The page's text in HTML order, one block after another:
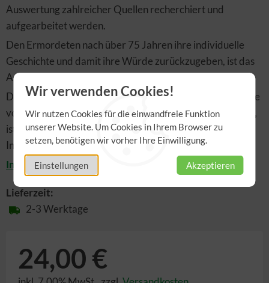
Wir verwenden Cookies!
Wir nutzen Cookies für die einwandfreie Funktion
unserer Website. Um Cookies in Ihrem Browser zu
setzen, benötigen wir vorher Ihre Einwilligung.
Einstellungen Akzeptieren
Auswertung zahlreicher Quellen recherchiert und
aufgearbeitet werden.
Den Ermordeten nach über 75 Jahren ihre individuelle
Geschichte und damit ihre Würde zurückzugeben, ist das
Anliegen dieses Buches.
Das Buch, das in sehr würdiger und anspruchsvoller Weise
von der SchreiberGrimm Werbeagentur gestaltet wurde,
ist ab sofort hier im Online-Shop sowie in der Tourist-
Information Buchen erhältlich!
Inhaltsverzeichnis downloaden
Lieferzeit:
2-3 Werktage
24,00 €